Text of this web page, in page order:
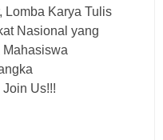
Lomba Karya Tulis
Nasional yang
Us!!!